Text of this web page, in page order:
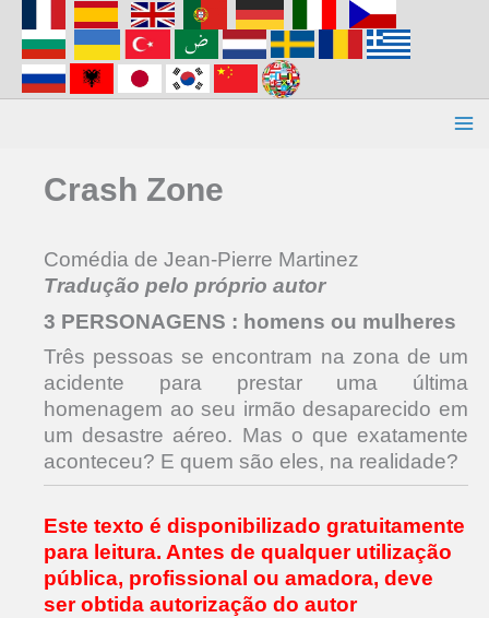
contenu
Crash Zone
Comédia de Jean-Pierre Martinez
Tradução pelo próprio autor
3 PERSONAGENS : homens ou mulheres
Três pessoas se encontram na zona de um
acidente para prestar uma última
homenagem ao seu irmão desaparecido em
um desastre aéreo. Mas o que exatamente
aconteceu? E quem são eles, na realidade?
Este texto é disponibilizado gratuitamente
para leitura. Antes de qualquer utilização
pública, profissional ou amadora, deve
ser obtida autorização do autor